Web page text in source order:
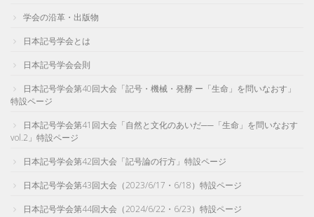
学会の沿革・出版物
日本記号学会とは
日本記号学会会則
日本記号学会第40回大会「記号・機械・発酵 ー「生命」を問いなおす」
特設ページ
日本記号学会第41回大会「自然と文化のあいだ──「生命」を問いなおす
vol.2」特設ページ
日本記号学会第42回大会「記号論の行方」特設ページ
日本記号学会第43回大会（2023/6/17・6/18）特設ページ
日本記号学会第44回大会（2024/6/22・6/23）特設ページ